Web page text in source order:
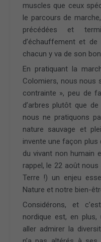
muscles que ceux
le parcours de
précédées et
d’échauffement et
chacun y va de son
En pratiquant la
Colomiers, nous nous
contrainte », peu de
d’arbres plutôt que
nous ne pratiquons
nature sauvage et
invente une façon plus
du vivant non humain
rappel, le 22 août
Terre !) un enjeu
Nature et notre bien-
Considérons, et
nordique est, en
aller admirer la